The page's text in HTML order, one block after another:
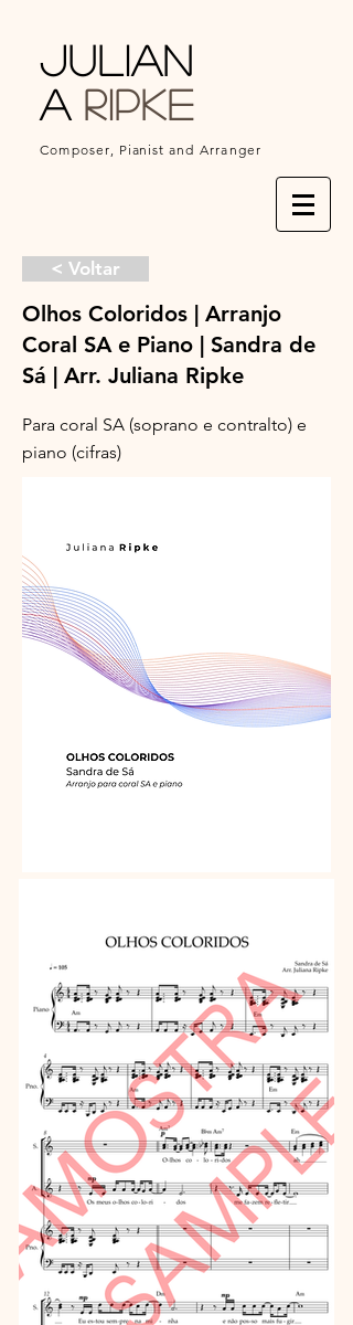
Julian
a Ripke
Composer, Pianist and Arranger
< Voltar
Olhos Coloridos | Arranjo
Coral SA e Piano | Sandra de
Sá | Arr. Juliana Ripke
Para coral SA (soprano e contralto) e
piano (cifras)